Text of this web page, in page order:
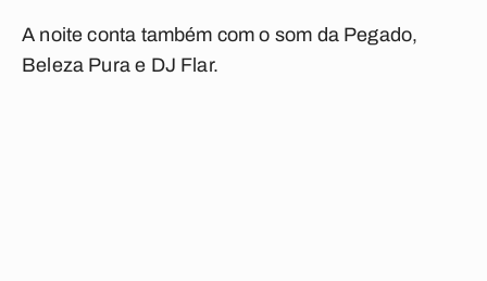
A noite conta também com o som da Pegado,
Beleza Pura e DJ Flar.